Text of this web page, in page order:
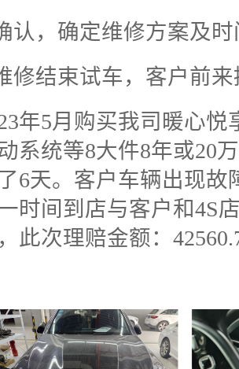
认，确定维修方案及时
修结束试车，客户前来
年5月购买我司暖心悦
系统等8大件8年或20
6天。客户车辆出现故
时间到店与客户和4S
此次理赔金额：